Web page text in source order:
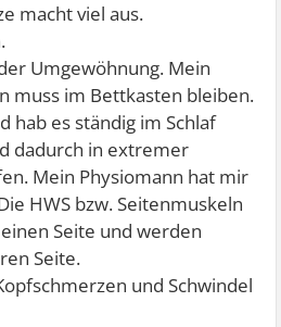
macht viel aus.
Umgewöhnung. Mein
muss im Bettkasten bleiben.
hab es ständig im Schlaf
dadurch in extremer
Mein Physiomann hat mir
HWS bzw. Seitenmuskeln
Seite und werden
Seite.
und Schwindel